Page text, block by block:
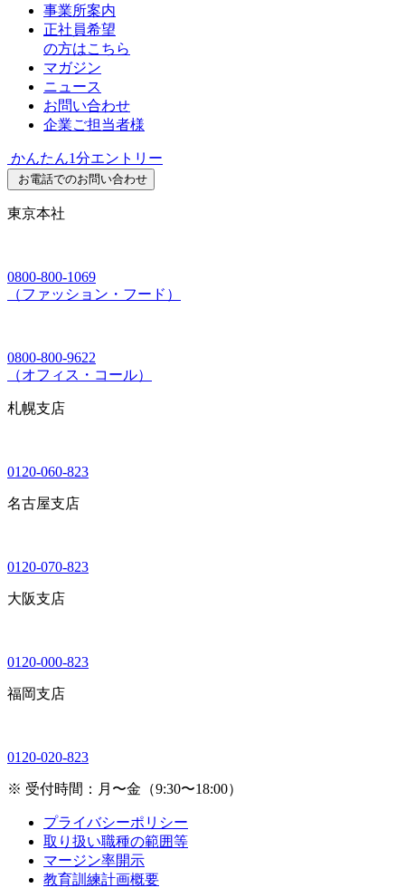
事業所案内
正社員希望
の方はこちら
マガジン
ニュース
お問い合わせ
企業ご担当者様
かんたん1分エントリー
お電話でのお問い合わせ
東京本社
0800-800-1069
（ファッション・フード）
0800-800-9622
（オフィス・コール）
札幌支店
0120-060-823
名古屋支店
0120-070-823
大阪支店
0120-000-823
福岡支店
0120-020-823
※ 受付時間：月〜金（9:30〜18:00）
プライバシーポリシー
取り扱い職種の範囲等
マージン率開示
教育訓練計画概要